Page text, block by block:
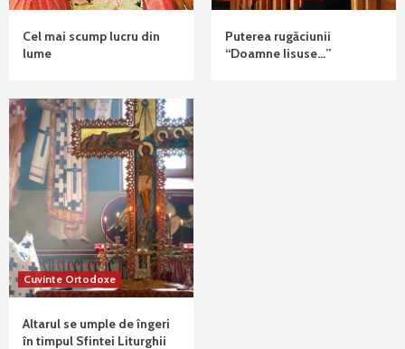
Cel mai scump lucru din
lume
Puterea rugăciunii
“Doamne Iisuse…”
Cuvinte Ortodoxe
Altarul se umple de îngeri
în timpul Sfintei Liturghii